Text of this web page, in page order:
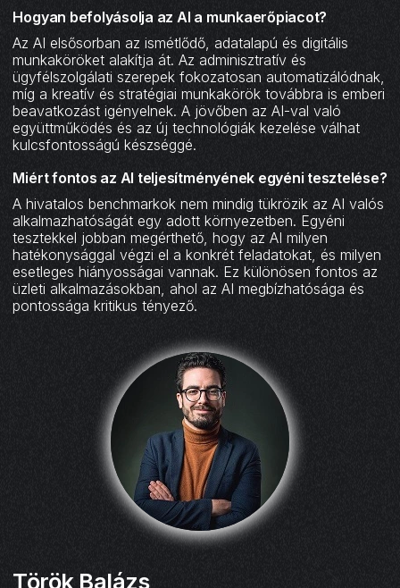
Hogyan befolyásolja az AI a munkaerőpiacot?
Az AI elsősorban az ismétlődő, adatalapú és digitális
munkaköröket alakítja át. Az adminisztratív és
ügyfélszolgálati szerepek fokozatosan automatizálódnak,
míg a kreatív és stratégiai munkakörök továbbra is emberi
beavatkozást igényelnek. A jövőben az AI-val való
együttműködés és az új technológiák kezelése válhat
kulcsfontosságú készséggé.
Miért fontos az AI teljesítményének egyéni tesztelése?
A hivatalos benchmarkok nem mindig tükrözik az AI valós
alkalmazhatóságát egy adott környezetben. Egyéni
tesztekkel jobban megérthető, hogy az AI milyen
hatékonysággal végzi el a konkrét feladatokat, és milyen
esetleges hiányosságai vannak. Ez különösen fontos az
üzleti alkalmazásokban, ahol az AI megbízhatósága és
pontossága kritikus tényező.
Török Balázs